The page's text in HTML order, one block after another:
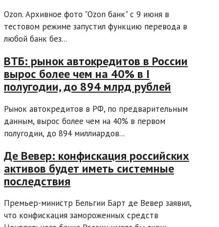
Ozon. Архивное фото "Ozon банк" с 9 июня в
тестовом режиме запустил функцию перевода в
любой банк без...
ВТБ: рынок автокредитов в России
вырос более чем на 40% в I
полугодии, до 894 млрд рублей
Рынок автокредитов в РФ, по предварительным
данным, вырос более чем на 40% в первом
полугодии, до 894 миллиардов...
Де Вевер: конфискация российских
активов будет иметь системные
последствия
Премьер-министр Бельгии Барт де Вевер заявил,
что конфискация замороженных средств